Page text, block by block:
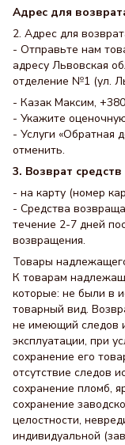
Адрес для
2. Адрес для
- Отправьте нам
адресу Львовская
отделение №1 (ул.
- Казак Максим,
- Укажите
- Услуги «Обратная
отменить.
3. Возврат средств
- на карту (номер
- Средства
течение 2-7 дней
возвращения.
Товары
К товарам
которые: не были в
товарный вид.
не имеющий следов
эксплуатации, при
сохранение его
отсутствие следов
сохранение пломб,
сохранение
целостности,
индивидуальной